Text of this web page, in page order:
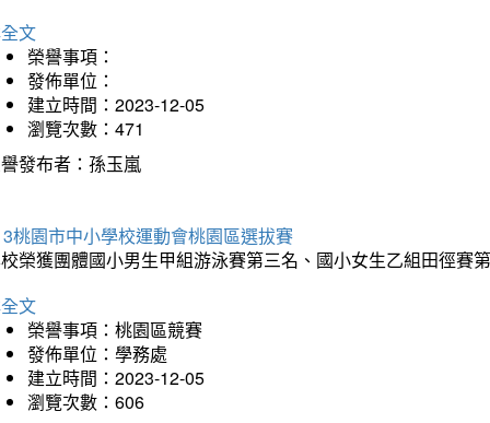
文
榮譽事項：
發佈單位：
建立時間：2023-12-05
瀏覽次數：471
發布者：孫玉嵐
桃園市中小學校運動會桃園區選拔賽
榮獲團體國小男生甲組游泳賽第三名、國小女生乙組田徑賽
文
榮譽事項：桃園區競賽
發佈單位：學務處
建立時間：2023-12-05
瀏覽次數：606